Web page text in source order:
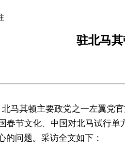
驻北马
北马其顿主要政党之一左翼党
春节文化、中国对北马试行
的问题。采访全文如下：